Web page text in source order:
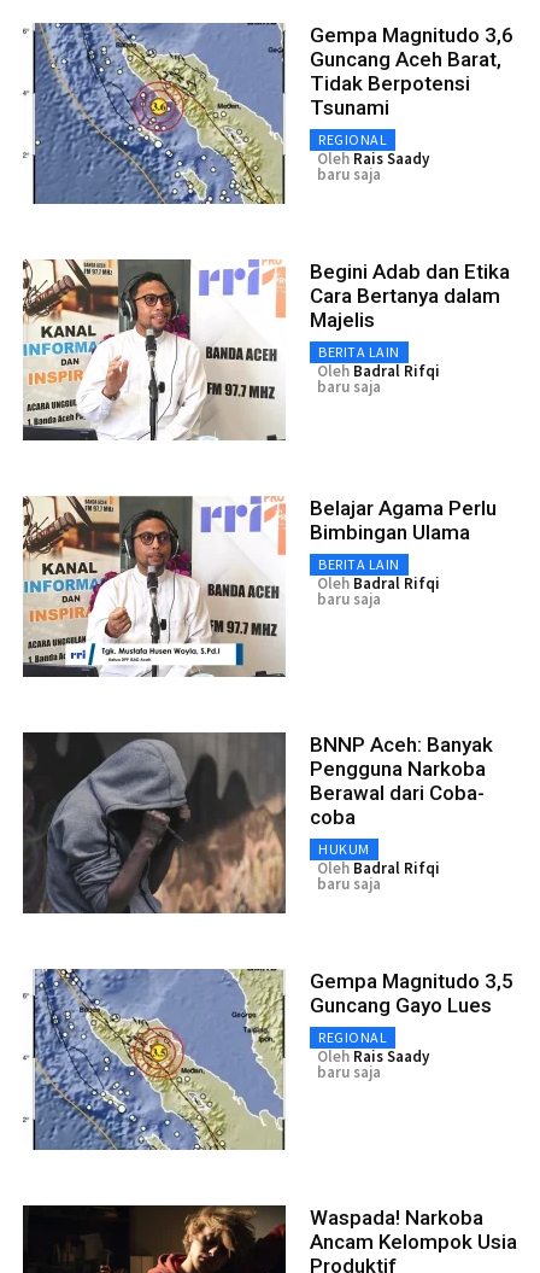
Gempa Magnitudo 3,6
Guncang Aceh Barat,
Tidak Berpotensi
Tsunami
REGIONAL
Oleh Rais Saady
baru saja
Begini Adab dan Etika
Cara Bertanya dalam
Majelis
BERITA LAIN
Oleh Badral Rifqi
baru saja
Belajar Agama Perlu
Bimbingan Ulama
BERITA LAIN
Oleh Badral Rifqi
baru saja
BNNP Aceh: Banyak
Pengguna Narkoba
Berawal dari Coba-
coba
HUKUM
Oleh Badral Rifqi
baru saja
Gempa Magnitudo 3,5
Guncang Gayo Lues
REGIONAL
Oleh Rais Saady
baru saja
Waspada! Narkoba
Ancam Kelompok Usia
Produktif